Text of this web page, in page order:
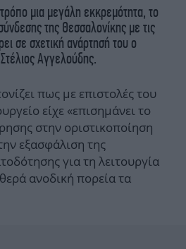
μια μεγάλη εκκρεμότητα, το
της Θεσσαλονίκης με τις
σε σχετική ανάρτησή του ο
Αγγελούδης.
πως με επιστολές του
είχε «επισημάνει το
στην οριστικοποίηση
εξασφάλιση της
για τη λειτουργία
ανοδική πορεία τα